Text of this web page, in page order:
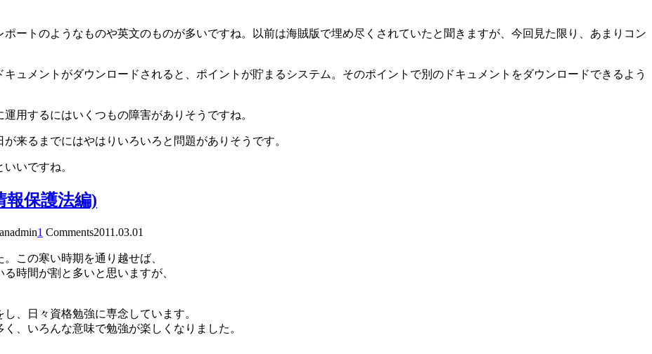
ートのようなものや英文のものが多いですね。以前は海賊版で埋め尽くされていたと聞きますが、今回見た限り、あまりコン
ュメントがダウンロードされると、ポイントが貯まるシステム。そのポイントで別のドキュメントをダウンロードできるよう
用するにはいくつもの障害がありそうですね。
来るまでにはやはりいろいろと問題がありそうです。
いですね。
保護法編)
1 Comments2011.03.01
この寒い時期を通り越せば、
時間が割と多いと思いますが、
、日々資格勉強に専念しています。
、いろんな意味で勉強が楽しくなりました。